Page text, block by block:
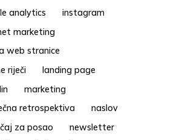
analytics
instagram
marketing
web stranice
riječi
landing page
marketing
retrospektiva
naslov
za posao
newsletter